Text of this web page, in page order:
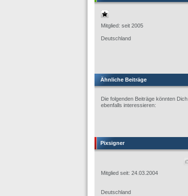
Mitglied: seit 2005
Deutschland
Ähnliche Beiträge
Die folgenden Beiträge könnten Dich
ebenfalls interessieren:
Pixsigner
Mitglied seit: 24.03.2004
Deutschland